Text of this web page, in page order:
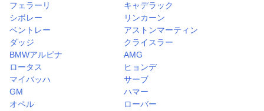
フェラーリ
キャデラック
シボレー
リンカーン
ベントレー
アストンマーティン
ダッジ
クライスラー
BMWアルピナ
AMG
ロータス
ヒョンデ
マイバッハ
サーブ
GM
ハマー
オペル
ローバー